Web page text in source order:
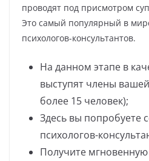
проводят под присмотром
Это самый популярный в
психологов-консультантов.
На данном этапе в
выступят члены
более 15 человек);
Здесь вы попробуете
психологов-
Получите